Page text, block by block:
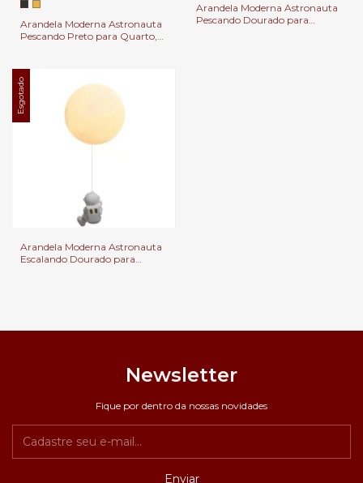
Arandela Moderna Astronauta
Pescando Preto para Quarto,
Arandela Moderna Astronauta
Pescando Dourado para
Esgotado
Arandela Moderna Astronauta
Escalando Dourado para
Newsletter
Fique por dentro da nossas novidades